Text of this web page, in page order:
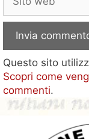
web
Questo sito
Scopri come
commenti.